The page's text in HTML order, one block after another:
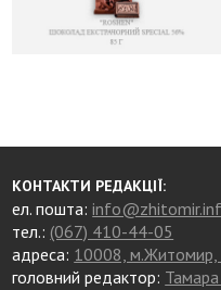
КОНТАКТИ РЕДАКЦІЇ:
ел. пошта:
тел.: (067) 410-44-05
адреса: 10008, м.Житомир,
головний редактор: